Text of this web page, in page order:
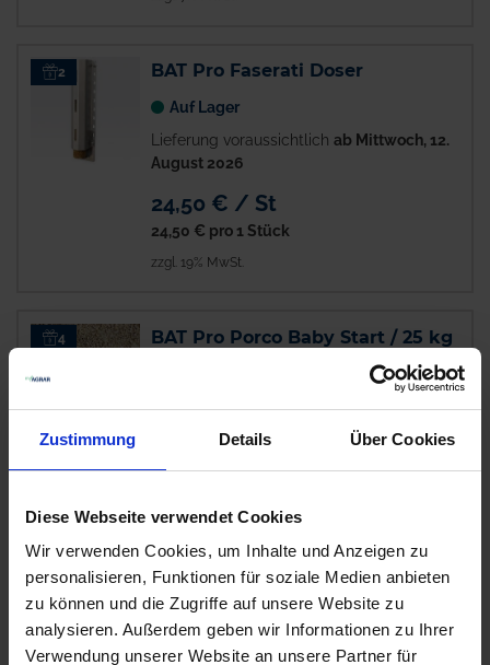
Zustimmung Details Über Cookies
Diese Webseite verwendet Cookies
Wir verwenden Cookies, um Inhalte und Anzeigen zu
personalisieren, Funktionen für soziale Medien anbieten
zu können und die Zugriffe auf unsere Website zu
analysieren. Außerdem geben wir Informationen zu Ihrer
Verwendung unserer Website an unsere Partner für
2 BAT Pro Faserati Doser
Auf Lager
Lieferung voraussichtlich ab Mittwoch, 12.
August 2026
24,50 € / St
24,50 € pro 1 Stück
zzgl. 19% MwSt.
4 BAT Pro Porco Baby Start / 25 kg
Lieferung voraussichtlichab Mittwoch, 12.
August 2026
1,76 € / kg
1
BAT Pro Sauen Universal-
Economic / 25 kg